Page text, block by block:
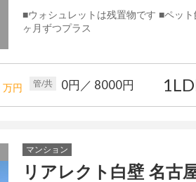
■ウォシュレットは残置物です ■ペッ
ヶ月ずつプラス
万円 管/共 0円 ／ 8000円
マンション
リアレクト白壁 名古